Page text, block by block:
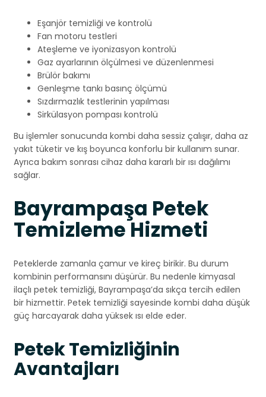
Eşanjör temizliği ve kontrolü
Fan motoru testleri
Ateşleme ve iyonizasyon kontrolü
Gaz ayarlarının ölçülmesi ve düzenlenmesi
Brülör bakımı
Genleşme tankı basınç ölçümü
Sızdırmazlık testlerinin yapılması
Sirkülasyon pompası kontrolü
Bu işlemler sonucunda kombi daha sessiz çalışır, daha az
yakıt tüketir ve kış boyunca konforlu bir kullanım sunar.
Ayrıca bakım sonrası cihaz daha kararlı bir ısı dağılımı
sağlar.
Bayrampaşa Petek
Temizleme Hizmeti
Peteklerde zamanla çamur ve kireç birikir. Bu durum
kombinin performansını düşürür. Bu nedenle kimyasal
ilaçlı petek temizliği, Bayrampaşa’da sıkça tercih edilen
bir hizmettir. Petek temizliği sayesinde kombi daha düşük
güç harcayarak daha yüksek ısı elde eder.
Petek Temizliğinin
Avantajları